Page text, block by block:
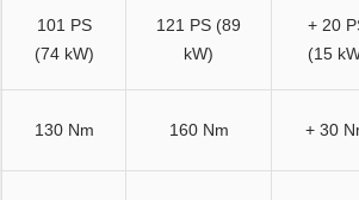
101 PS
(74 kW)
121 PS (89
kW)
+ 20
(15
130 Nm 160 Nm + 30